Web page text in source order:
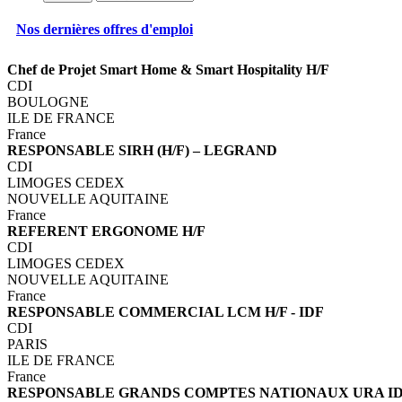
Nos dernières offres d'emploi
Chef de Projet Smart Home & Smart Hospitality H/F
CDI
BOULOGNE
ILE DE FRANCE
France
RESPONSABLE SIRH (H/F) – LEGRAND
CDI
LIMOGES CEDEX
NOUVELLE AQUITAINE
France
REFERENT ERGONOME H/F
CDI
LIMOGES CEDEX
NOUVELLE AQUITAINE
France
RESPONSABLE COMMERCIAL LCM H/F - IDF
CDI
PARIS
ILE DE FRANCE
France
RESPONSABLE GRANDS COMPTES NATIONAUX URA